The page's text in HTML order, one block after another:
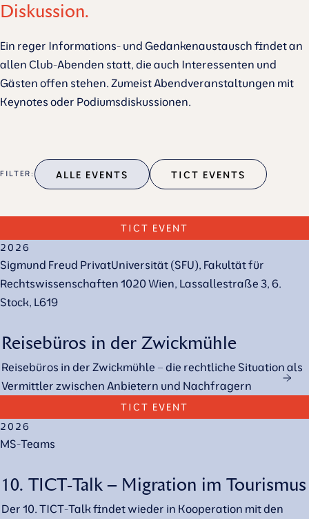
Diskussion.
Ein reger Informations- und Gedankenaustausch findet an
allen Club-Abenden statt, die auch Interessenten und
Gästen offen stehen. Zumeist Abendveranstaltungen mit
Keynotes oder Podiumsdiskussionen.
FILTER: ALLE EVENTS TICT EVENTS
TICT EVENT
2026
Sigmund Freud PrivatUniversität (SFU), Fakultät für
Rechtswissenschaften 1020 Wien, Lassallestraße 3, 6.
Stock, L619
Reisebüros in der Zwickmühle
Reisebüros in der Zwickmühle – die rechtliche Situation als
Vermittler zwischen Anbietern und Nachfragern
TICT EVENT
2026
MS-Teams
10. TICT-Talk – Migration im Tourismus
Der 10. TICT-Talk findet wieder in Kooperation mit den